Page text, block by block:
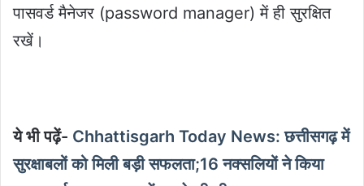
पासवर्ड मैनेजर (password manager) में ही सुरक्षित
रखें।
ये भी पढ़ें- Chhattisgarh Today News: छत्तीसगढ़ में
सुरक्षाबलों को मिली बड़ी सफलता;16 नक्सलियों ने किया